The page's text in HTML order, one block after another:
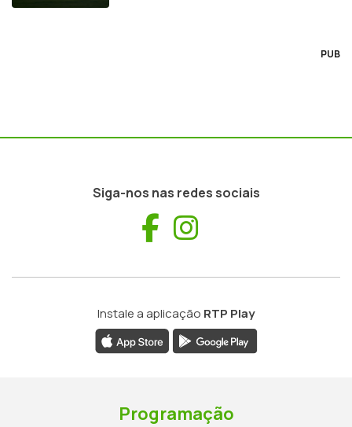
PUB
Siga-nos nas redes sociais
Facebook
Instale a aplicação RTP Play
Programação